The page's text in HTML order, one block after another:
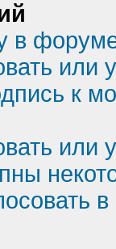
в
или
к
или